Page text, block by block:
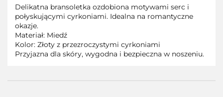
Delikatna bransoletka ozdobiona motywami serc i
połyskującymi cyrkoniami. Idealna na romantyczne
okazje.
Materiał: Miedź
Kolor: Złoty z przezroczystymi cyrkoniami
Przyjazna dla skóry, wygodna i bezpieczna w noszeniu.